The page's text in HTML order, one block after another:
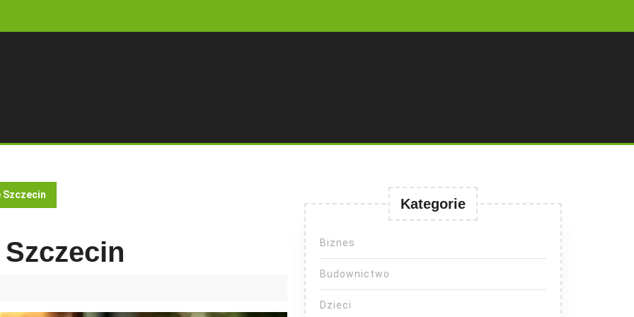
Szczecin
Kategorie
Biznes
Budownictwo
Dzieci